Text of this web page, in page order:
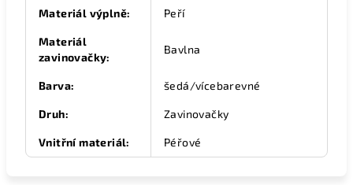
Materiál výplně: Peří
Materiál
zavinovačky:
Bavlna
Barva: šedá/vícebarevné
Druh: Zavinovačky
Vnitřní materiál: Péřové